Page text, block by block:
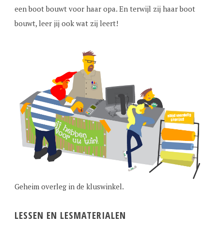
een boot bouwt voor haar opa. En terwijl zij haar boot
bouwt, leer jij ook wat zij leert!
Geheim overleg in de kluswinkel.
LESSEN EN LESMATERIALEN